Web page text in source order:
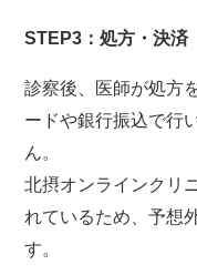
STEP3：処方・決済
診察後、医師が処方
ードや銀行振込で行
ん。
北摂オンラインクリ
れているため、予想
す。